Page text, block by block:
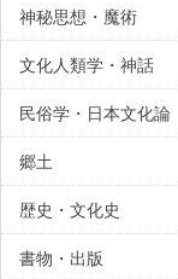
神秘思想・魔術
文化人類学・神話
民俗学・日本文化論
郷土
歴史・文化史
書物・出版